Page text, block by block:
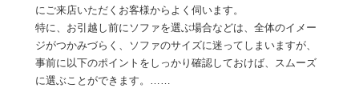
にご来店いただくお客様からよく伺います。
特に、お引越し前にソファを選ぶ場合などは、全体のイメー
ジがつかみづらく、ソファのサイズに迷ってしまいますが、
事前に以下のポイントをしっかり確認しておけば、スムーズ
に選ぶことができます。……